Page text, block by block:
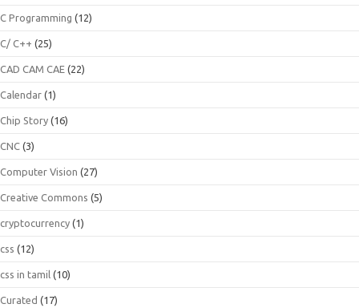
C Programming (12)
C/ C++ (25)
CAD CAM CAE (22)
Calendar (1)
Chip Story (16)
CNC (3)
Computer Vision (27)
Creative Commons (5)
cryptocurrency (1)
css (12)
css in tamil (10)
Curated (17)